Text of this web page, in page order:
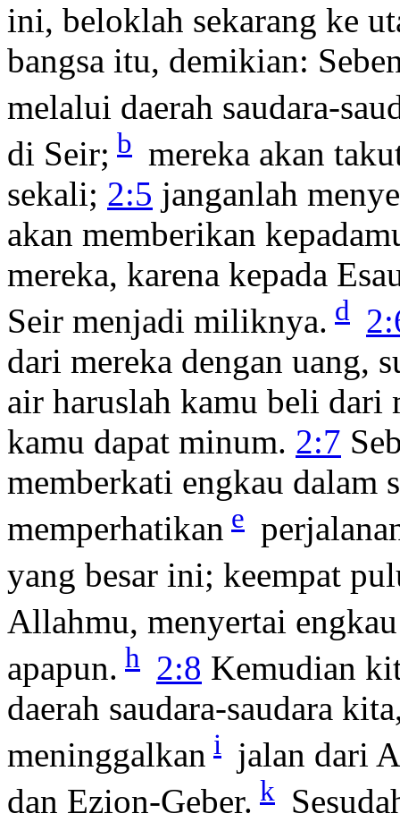
ini, beloklah sekarang ke
bangsa itu, demikian:
melalui daerah saudara-
di Seir; b mereka akan
sekali; 2:5 janganlah
akan memberikan
mereka, karena kepada
Seir menjadi miliknya. d
dari mereka dengan uang,
air haruslah kamu beli dari
kamu dapat minum. 2:7
memberkati engkau dalam
memperhatikan e
yang besar ini; keempat
Allahmu, menyertai engkau
apapun. h 2:8 Kemudian
daerah saudara-saudara
meninggalkan i
jalan dari
dan Ezion-Geber. k